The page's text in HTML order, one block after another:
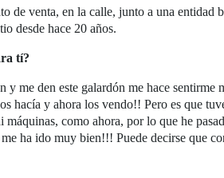
de venta, en la calle, junto a una entidad
desde hace 20 años.
tí?
y me den este galardón me hace
hacía y ahora los vendo!! Pero es que
como ahora, por lo que he
ha ido muy bien!!! Puede decirse que